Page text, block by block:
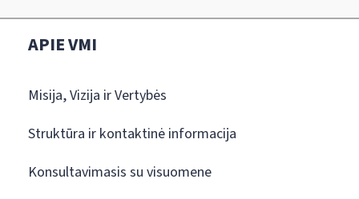
APIE VMI
Misija, Vizija ir Vertybės
Struktūra ir kontaktinė informacija
Konsultavimasis su visuomene